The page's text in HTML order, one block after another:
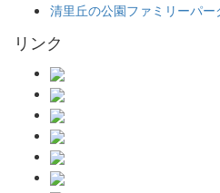
清里丘の公園ファミリーパ
リンク